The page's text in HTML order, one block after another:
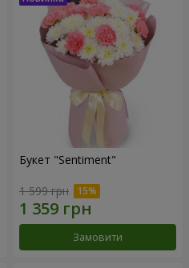
Букет "Sentiment"
1 599 грн
Замовити